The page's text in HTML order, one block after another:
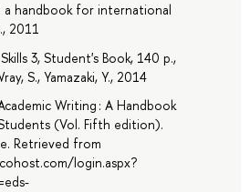
a handbook for international
2011
3, Student's Book, 140 p.,
S., Yamazaki, Y., 2014
Writing : A Handbook
(Vol. Fifth edition).
Retrieved from
login.aspx?